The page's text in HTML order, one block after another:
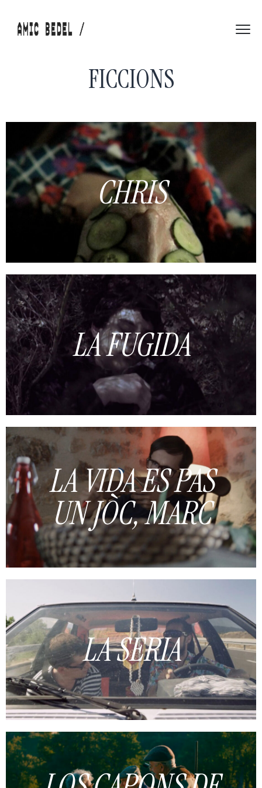
FICCIONS
CHRIS
LA FUGIDA
LA VIDA ES PAS
UN JÒC, MARC
LA SERIA